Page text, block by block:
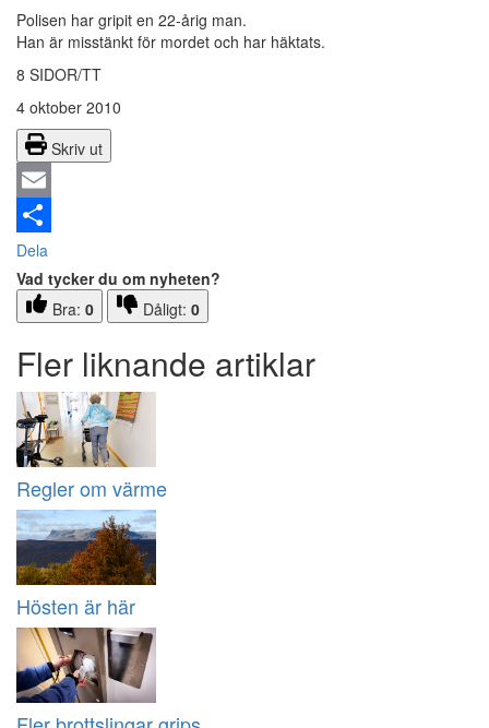
Polisen har gripit en 22-årig man.
Han är misstänkt för mordet och har häktats.
8 SIDOR/TT
4 oktober 2010
Skriv ut
Email
Dela
Vad tycker du om nyheten?
Bra: 0 Dåligt: 0
Fler liknande artiklar
Regler om värme
Hösten är här